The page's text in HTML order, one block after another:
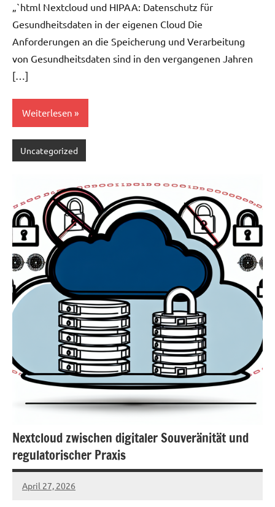
„`html Nextcloud und HIPAA: Datenschutz für
Gesundheitsdaten in der eigenen Cloud Die
Anforderungen an die Speicherung und Verarbeitung
von Gesundheitsdaten sind in den vergangenen Jahren
[…]
Weiterlesen
Uncategorized
Nextcloud zwischen digitaler Souveränität und
regulatorischer Praxis
April 27, 2026
admin